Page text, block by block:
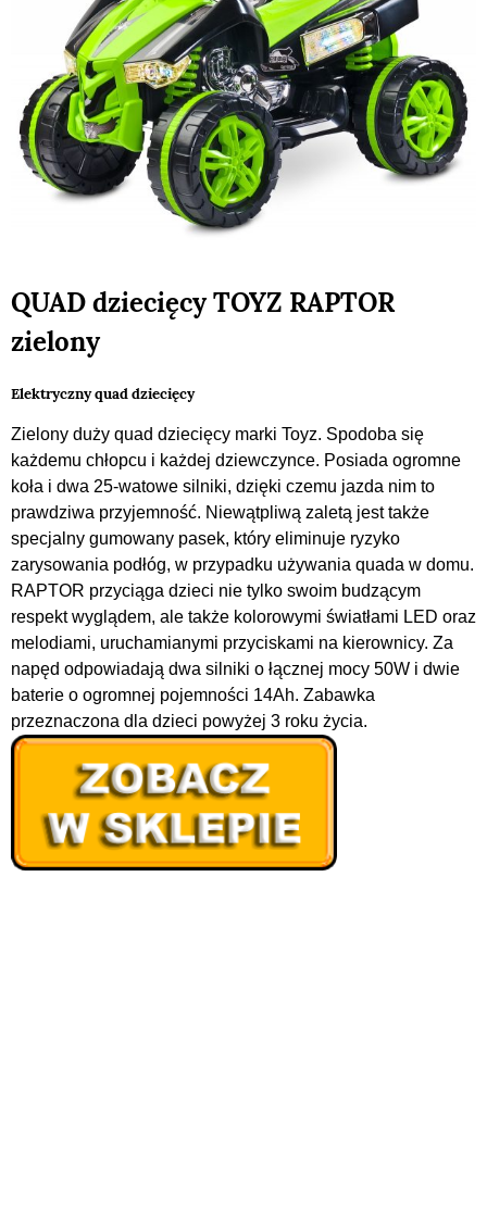
QUAD dziecięcy TOYZ RAPTOR
zielony
Elektryczny quad dziecięcy
Zielony duży quad dziecięcy marki Toyz. Spodoba się
każdemu chłopcu i każdej dziewczynce. Posiada ogromne
koła i dwa 25-watowe silniki, dzięki czemu jazda nim to
prawdziwa przyjemność. Niewątpliwą zaletą jest także
specjalny gumowany pasek, który eliminuje ryzyko
zarysowania podłóg, w przypadku używania quada w domu.
RAPTOR przyciąga dzieci nie tylko swoim budzącym
respekt wyglądem, ale także kolorowymi światłami LED oraz
melodiami, uruchamianymi przyciskami na kierownicy. Za
napęd odpowiadają dwa silniki o łącznej mocy 50W i dwie
baterie o ogromnej pojemności 14Ah. Zabawka
przeznaczona dla dzieci powyżej 3 roku życia.